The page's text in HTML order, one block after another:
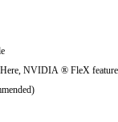
Here, NVIDIA ® FleX